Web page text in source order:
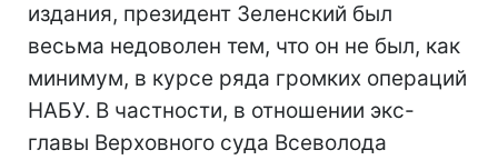
издания, президент Зеленский был
весьма недоволен тем, что он не был, как
минимум, в курсе ряда громких операций
НАБУ. В частности, в отношении экс-
главы Верховного суда Всеволода